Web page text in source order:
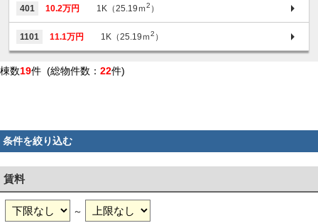
401 10.2万円 1K（25.19ｍ2 ）
1101 11.1万円 1K（25.19ｍ2 ）
棟数19件 (総物件数： 22件)
条件を絞り込む
賃料
～